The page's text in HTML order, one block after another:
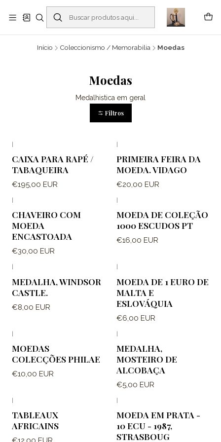
Buscantiguidades - Leilões. Colecionismo e antiguidades em Viana do
Castelo -
Leia mais
Início Coleccionismo / Memorabilia Moedas
Moedas
Medalhistica em geral
Filtros
|
CAIXA PARA RAPÉ /
TABAQUEIRA
€195,00 EUR
|
PRIMEIRA FEIRA DA
MOEDA. VIDAGO
€20,00 EUR
CHAVEIRO COM
MOEDA
ENCASTOADA
€30,00 EUR
MOEDA DE COLEÇÃO
1000 ESCUDOS PT
€16,00 EUR
MEDALHA, WINDSOR
CASTLE.
€8,00 EUR
MOEDA DE 1 EURO DE
MALTA E
ESLOVÁQUIA
€6,00 EUR
|
MOEDAS
COLECÇÕES PHILAE
€10,00 EUR
|
MEDALHA,
MOSTEIRO DE
ALCOBAÇA
€5,00 EUR
TABLEAUX
AFRICAINS
MOEDA EM PRATA -
10 ECU - 1987,
STRASBOUG